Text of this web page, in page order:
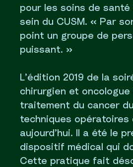
pour les soins de
sein du CUSM. « Par
point un groupe de
puissant. »
L’édition 2019 de la
chirurgien et
traitement du cancer
techniques
aujourd’hui. Il a été le
dispositif médical qui
Cette pratique fait